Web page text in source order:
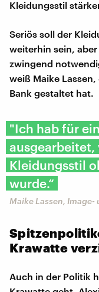
Kleidungsstil
Seriös soll der
weiterhin sein,
zwingend
weiß Maike
Bank gestaltet hat.
"Ich hab für
ausgearbeitet,
Kleidungsstil
wurde.“
Maike Lassen,
Krawatte
Auch in der Politik